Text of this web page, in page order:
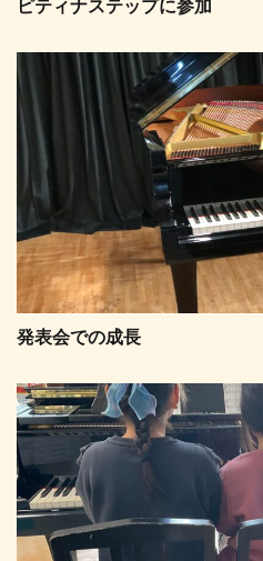
ピティナステップに参加
発表会での成長